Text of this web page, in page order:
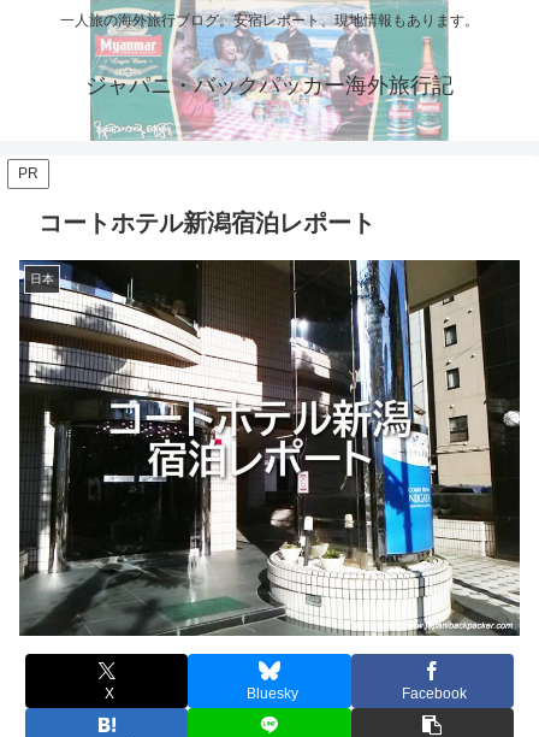
一人旅の海外旅行ブログ。安宿レポート、現地情報もあります。
ジャパニ・バックパッカー海外旅行記
PR
コートホテル新潟宿泊レポート
日本
X Bluesky Facebook